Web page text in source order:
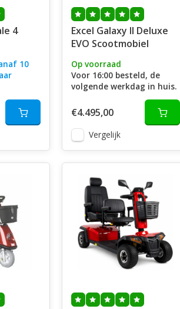
4
10
Excel Galaxy II Deluxe
EVO Scootmobiel
Op voorraad
Voor 16:00 besteld, de
volgende werkdag in huis.
€4.495,00
Vergelijk